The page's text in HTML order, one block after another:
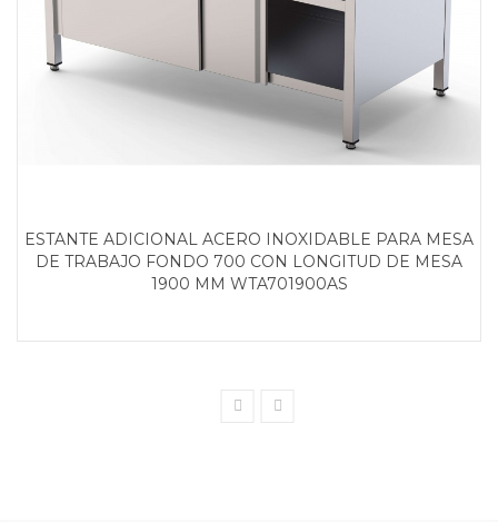
ESTANTE ADICIONAL ACERO INOXIDABLE PARA MESA
DE TRABAJO FONDO 700 CON LONGITUD DE MESA
1900 MM WTA701900AS